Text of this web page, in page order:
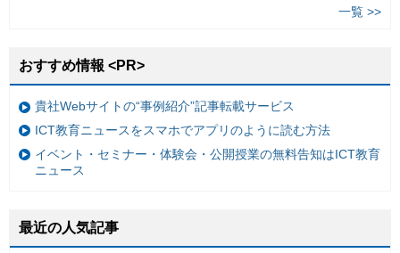
一覧 >>
おすすめ情報 <PR>
貴社Webサイトの“事例紹介”記事転載サービス
ICT教育ニュースをスマホでアプリのように読む方法
イベント・セミナー・体験会・公開授業の無料告知はICT教育
ニュース
最近の人気記事